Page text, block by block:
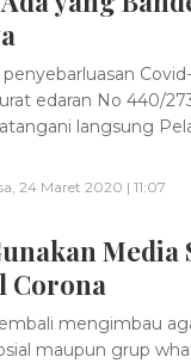
edaran No 440/
langsung
24 Maret 2020 | 11:07
Media
Corona
mengimbau
maupun grup